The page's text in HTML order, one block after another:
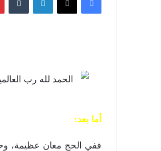
الحمد لله رب
أما بعد:
ففي الحج معان عظيمة،